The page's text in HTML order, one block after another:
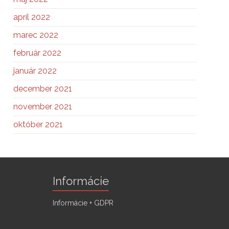
apríl 2022
marec 2022
február 2022
január 2022
december 2021
november 2021
október 2021
Informácie
Informácie + GDPR